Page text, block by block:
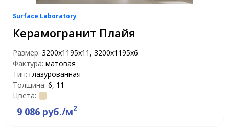
Surface Laboratory
Керамогранит Плайя
Размер: 3200х1195х11, 3200х1195х6
Фактура: матовая
Тип: глазурованная
Толщина: 6, 11
Цвета:
9 086 руб./м2